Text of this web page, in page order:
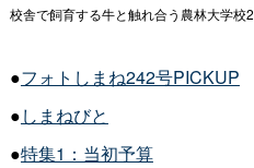
校舎で飼育する牛と触れ合う農林大学校
●フォトしまね242号PICKUP
●しまねびと
●特集1：当初予算